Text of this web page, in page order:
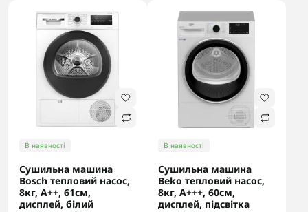
В наявності
Сушильна машина
Bosch тепловий насос,
8кг, A++, 61см,
дисплей, білий
В наявності
Сушильна машина
Beko тепловий насос,
8кг, A+++, 60см,
дисплей, підсвітка